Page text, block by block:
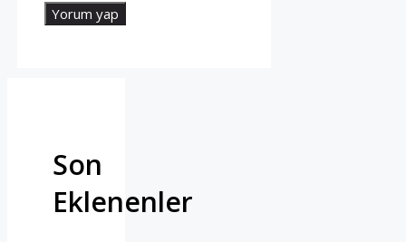
Son
Eklenenler